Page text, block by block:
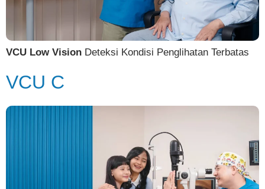
VCU Low Vision Deteksi Kondisi Penglihatan Terbatas
VCU C